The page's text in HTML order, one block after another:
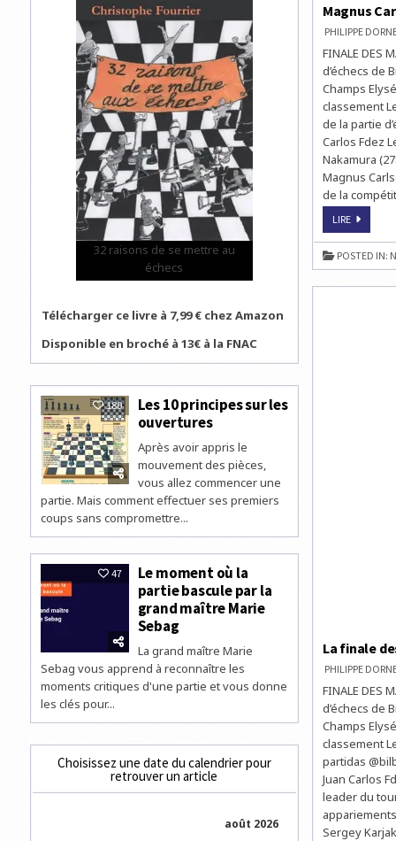
Magnus
PHILIPPE
FINALE DES
d’échecs de
Champs
classement
de la partie
Carlos Fdez
Nakamura
Magnus
de la
LIREMAGNUS
LA
FINALE
DES
POSTED IN:
La finale
PHILIPPE
FINALE DES
d’échecs de
Champs
classement
partidas
Juan Carlos
leader du
Sergey
32 raisons de se mettre au
échecs
Télécharger ce livre à 7,99 € chez Amazon
Disponible en broché à 13€ à la FNAC
180
Les 10 principes sur les
ouvertures
Après avoir appris le
mouvement des pièces,
vous allez commencer une
partie. Mais comment effectuer ses premiers
coups sans compromettre...
47
Le moment où la
partie bascule par la
grand maître Marie
Sebag
La grand maître Marie
Sebag vous apprend à reconnaître les
moments critiques d'une partie et vous donne
les clés pour...
Choisissez une date du calendrier pour
retrouver un article
août 2026